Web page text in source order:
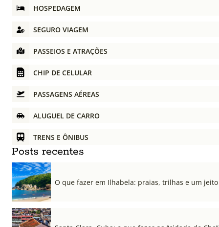
HOSPEDAGEM
SEGURO VIAGEM
PASSEIOS E ATRAÇÕES
CHIP DE CELULAR
PASSAGENS AÉREAS
ALUGUEL DE CARRO
TRENS E ÔNIBUS
Posts recentes
O que fazer em Ilhabela: praias, trilhas e um